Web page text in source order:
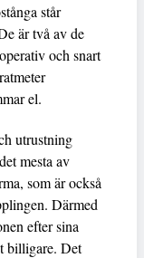
står
är två av de
och snart
el.
utrustning
mesta av
som är också
Därmed
efter sina
billigare. Det